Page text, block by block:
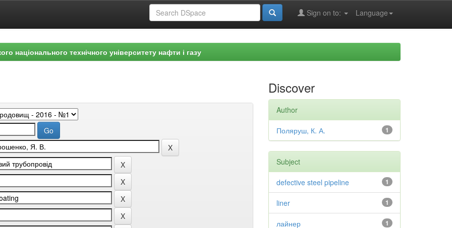
Language
Sign on to:
національного технічного університету нафти і газу
Discover
Author
1
Поляруш, К. А.
Subject
1
defective steel pipeline
1
liner
1
лайнер